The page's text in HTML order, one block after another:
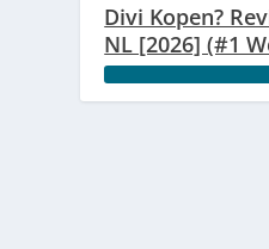
Divi Kopen?
NL [2026] (#1